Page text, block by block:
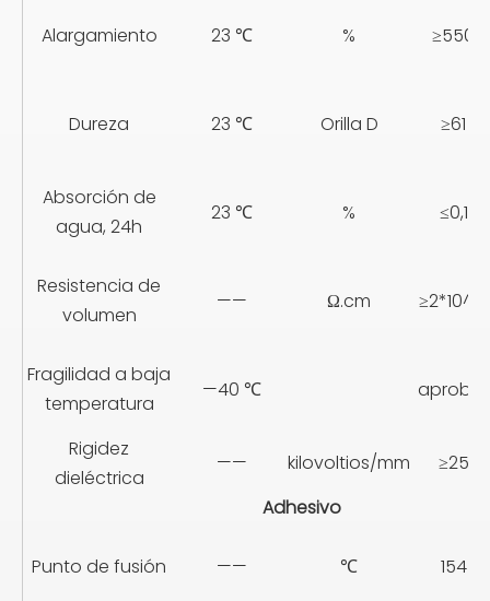
Alargamiento 23 ℃ % ≥550
Dureza 23 ℃ Orilla D ≥61
Absorción de
agua, 24h
23 ℃ % ≤0,1
Resistencia de
volumen
—— Ω.cm ≥2*10^16
Fragilidad a baja
temperatura
—40 ℃ aprobar
Rigidez
dieléctrica
—— kilovoltios/mm
≥25
Adhesivo
Punto de fusión —— ℃ 154